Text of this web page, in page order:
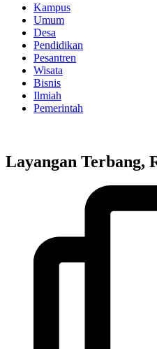
Kampus
Umum
Desa
Pendidikan
Pesantren
Wisata
Bisnis
Ilmiah
Pemerintah
Layangan Terbang,